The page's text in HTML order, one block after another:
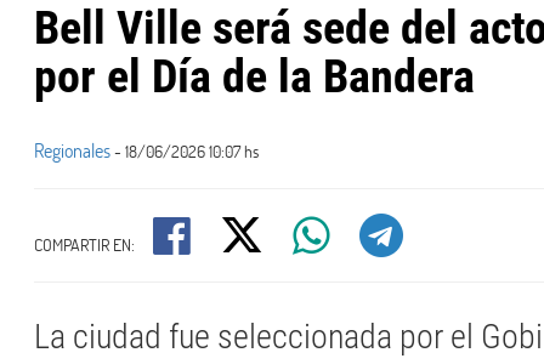
Bell Ville será sede del
por el Día de la Bandera
Regionales- 18/06/2026 10:07 hs
COMPARTIR EN:
La ciudad fue seleccionada por el